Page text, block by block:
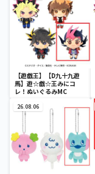
【遊戯王】【D九十九遊
馬】遊☆戯☆王みにコ
レ！ぬいぐるみMC
26.08.06